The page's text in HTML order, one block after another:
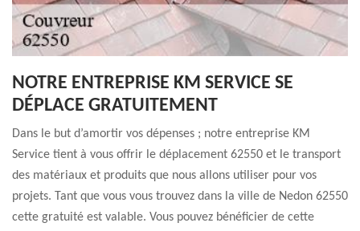
NOTRE ENTREPRISE KM SERVICE SE
DÉPLACE GRATUITEMENT
Dans le but d’amortir vos dépenses ; notre entreprise KM
Service tient à vous offrir le déplacement 62550 et le transport
des matériaux et produits que nous allons utiliser pour vos
projets. Tant que vous vous trouvez dans la ville de Nedon 62550
cette gratuité est valable. Vous pouvez bénéficier de cette